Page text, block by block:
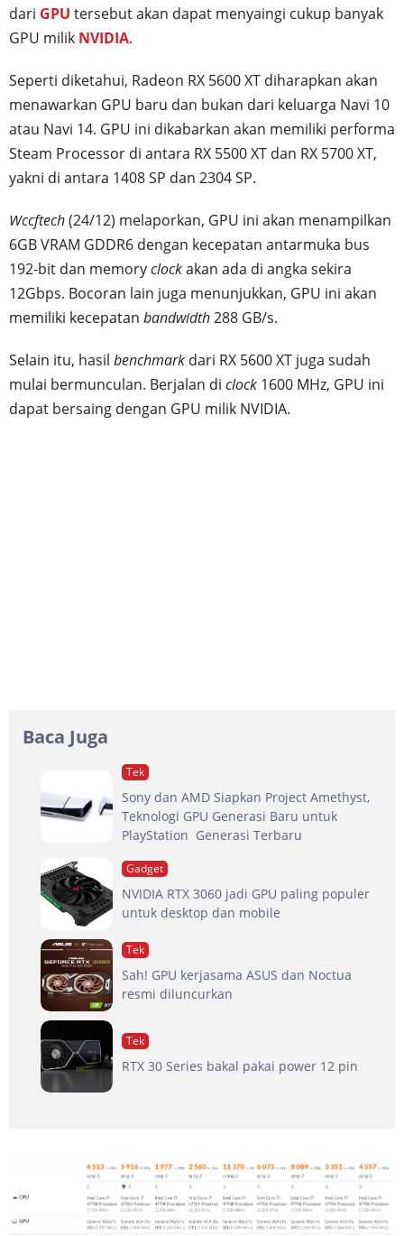
dari GPU tersebut akan dapat menyaingi cukup banyak
GPU milik NVIDIA.
Seperti diketahui, Radeon RX 5600 XT diharapkan akan
menawarkan GPU baru dan bukan dari keluarga Navi 10
atau Navi 14. GPU ini dikabarkan akan memiliki performa
Steam Processor di antara RX 5500 XT dan RX 5700 XT,
yakni di antara 1408 SP dan 2304 SP.
Wccftech(24/12) melaporkan, GPU ini akan menampilkan
6GB VRAM GDDR6 dengan kecepatan antarmuka bus
192-bit dan memoryclockakan ada di angka sekira
12Gbps. Bocoran lain juga menunjukkan, GPU ini akan
memiliki kecepatan bandwidth288 GB/s.
Selain itu, hasil benchmark dari RX 5600 XT juga sudah
mulai bermunculan. Berjalan di clock 1600 MHz, GPU ini
dapat bersaing dengan GPU milik NVIDIA.
Baca Juga
Tek
Sony dan AMD Siapkan Project Amethyst,
Teknologi GPU Generasi Baru untuk
PlayStation Generasi Terbaru
Gadget
NVIDIA RTX 3060 jadi GPU paling populer
untuk desktop dan mobile
Tek
Sah! GPU kerjasama ASUS dan Noctua
resmi diluncurkan
Tek
RTX 30 Series bakal pakai power 12 pin